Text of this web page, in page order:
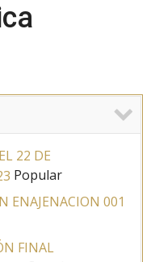
22 DE
Popular
ENAJENACION 001
FINAL